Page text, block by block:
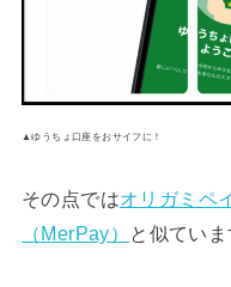
▲ゆうちょ口座をおサイフに！
その点ではオリガミペ
（MerPay） と似ていま